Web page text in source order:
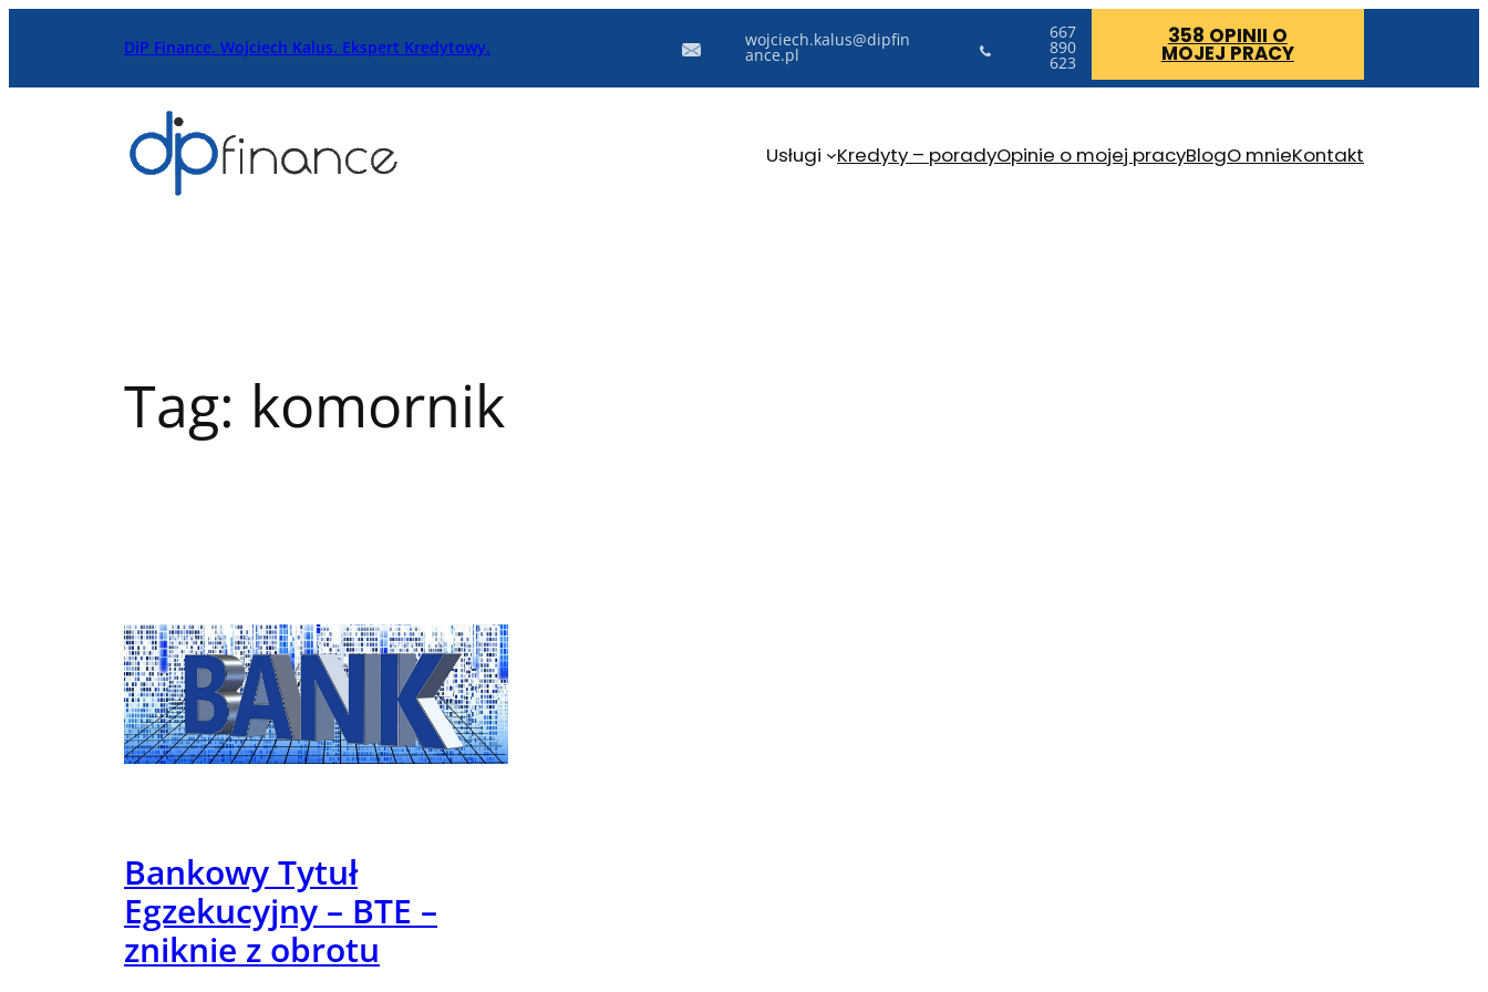
DiP Finance. Wojciech Kalus. Ekspert Kredytowy. wojciech.kalus@dipfin
ance.pl
667
890
623
358 OPINII O
MOJEJ PRACY
Usługi Kredyty – poradyOpinie o mojej pracyBlogO mnieKontakt
Tag: komornik
Bankowy Tytuł
Egzekucyjny – BTE –
zniknie z obrotu